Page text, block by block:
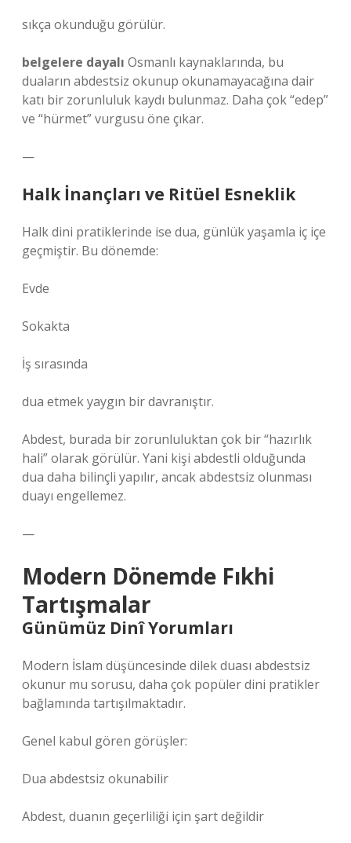
sıkça okunduğu görülür.
belgelere dayalı Osmanlı kaynaklarında, bu
duaların abdestsiz okunup okunamayacağına dair
katı bir zorunluluk kaydı bulunmaz. Daha çok “edep”
ve “hürmet” vurgusu öne çıkar.
—
Halk İnançları ve Ritüel Esneklik
Halk dini pratiklerinde ise dua, günlük yaşamla iç içe
geçmiştir. Bu dönemde:
Evde
Sokakta
İş sırasında
dua etmek yaygın bir davranıştır.
Abdest, burada bir zorunluluktan çok bir “hazırlık
hali” olarak görülür. Yani kişi abdestli olduğunda
dua daha bilinçli yapılır, ancak abdestsiz olunması
duayı engellemez.
—
Modern Dönemde Fıkhi
Tartışmalar
Günümüz Dinî Yorumları
Modern İslam düşüncesinde dilek duası abdestsiz
okunur mu sorusu, daha çok popüler dini pratikler
bağlamında tartışılmaktadır.
Genel kabul gören görüşler:
Dua abdestsiz okunabilir
Abdest, duanın geçerliliği için şart değildir